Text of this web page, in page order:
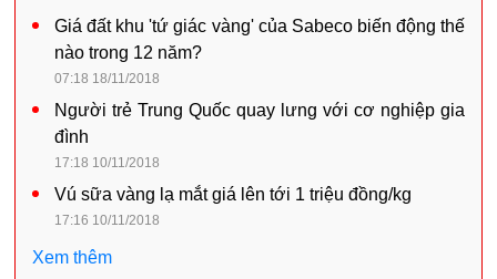
Giá đất khu 'tứ giác vàng' của Sabeco biến động thế
nào trong 12 năm?
07:18 18/11/2018
Người trẻ Trung Quốc quay lưng với cơ nghiệp gia
đình
17:18 10/11/2018
Vú sữa vàng lạ mắt giá lên tới 1 triệu đồng/kg
17:16 10/11/2018
Xem thêm